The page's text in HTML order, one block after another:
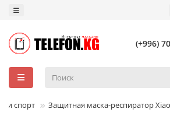
(+996)
и спорт Защитная маска-респиратор